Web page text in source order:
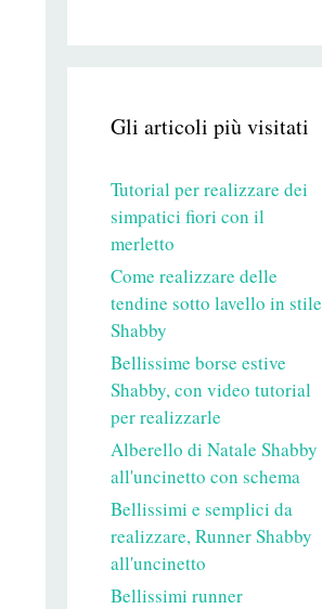
Gli articoli più visitati
Tutorial per realizzare dei
simpatici fiori con il
merletto
Come realizzare delle
tendine sotto lavello in stile
Shabby
Bellissime borse estive
Shabby, con video tutorial
per realizzarle
Alberello di Natale Shabby
all'uncinetto con schema
Bellissimi e semplici da
realizzare, Runner Shabby
all'uncinetto
Bellissimi runner